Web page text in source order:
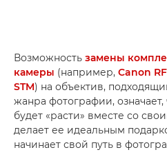
Возможность замены
камеры (например, Canon
STM) на объектив,
жанра фотографии, означает,
будет «расти» вместе со
делает ее идеальным
начинает свой путь в